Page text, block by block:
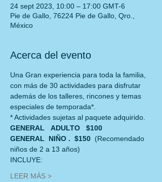
24 sept 2023, 10:00 – 17:00 GMT-6
Pie de Gallo, 76224 Pie de Gallo, Qro.,
México
Acerca del evento
Una Gran experiencia para toda la familia,
con más de 30 actividades para disfrutar
además de los talleres, rincones y temas
especiales de temporada*.
* Actividades sujetas al paquete adquirido.
GENERAL   ADULTO   $100
GENERAL  NIÑO .  $150 (Recomendado
niños de 2 a 13 años)
INCLUYE:
LEER MÁS >